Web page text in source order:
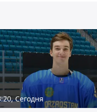
Сегодня